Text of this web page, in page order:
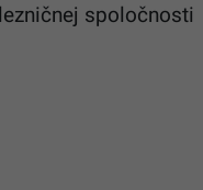
spoločnosti